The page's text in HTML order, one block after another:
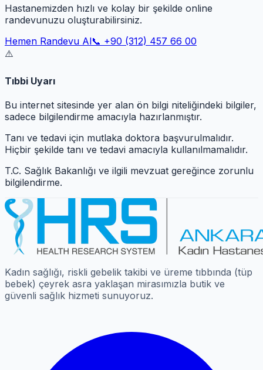
Hastanemizden hızlı ve kolay bir şekilde online
randevunuzu oluşturabilirsiniz.
Hemen Randevu Al📞 +90 (312) 457 66 00
⚠️
Tıbbi Uyarı
Bu internet sitesinde yer alan ön bilgi niteliğindeki bilgiler,
sadece bilgilendirme amacıyla hazırlanmıştır.
Tanı ve tedavi için mutlaka doktora başvurulmalıdır.
Hiçbir şekilde tanı ve tedavi amacıyla kullanılmamalıdır.
T.C. Sağlık Bakanlığı ve ilgili mevzuat gereğince zorunlu
bilgilendirme.
Kadın sağlığı, riskli gebelik takibi ve üreme tıbbında (tüp
bebek) çeyrek asra yaklaşan mirasımızla butik ve
güvenli sağlık hizmeti sunuyoruz.